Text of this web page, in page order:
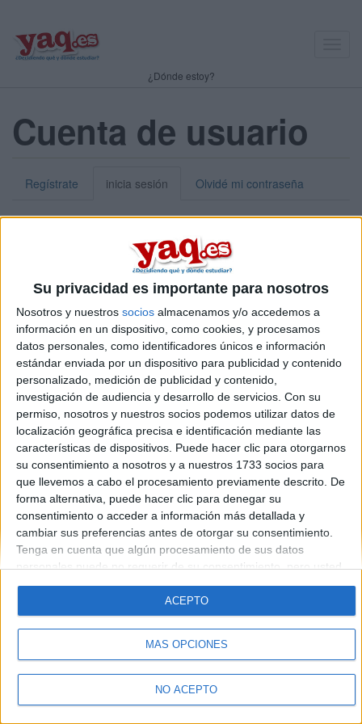
Su privacidad es importante para nosotros
Nosotros y nuestros socios almacenamos y/o accedemos a
información en un dispositivo, como cookies, y procesamos
datos personales, como identificadores únicos e información
estándar enviada por un dispositivo para publicidad y contenido
personalizado, medición de publicidad y contenido,
investigación de audiencia y desarrollo de servicios. Con su
permiso, nosotros y nuestros socios podemos utilizar datos de
localización geográfica precisa e identificación mediante las
características de dispositivos. Puede hacer clic para otorgarnos
su consentimiento a nosotros y a nuestros 1733 socios para
que llevemos a cabo el procesamiento previamente descrito. De
forma alternativa, puede hacer clic para denegar su
consentimiento o acceder a información más detallada y
cambiar sus preferencias antes de otorgar su consentimiento.
Tenga en cuenta que algún procesamiento de sus datos
personales puede no requerir de su consentimiento, pero usted
tiene el derecho de rechazar tal procesamiento. Sus
preferencias se aplicarán solo a este sitio web. Puede cambiar
sus preferencias o retirar su consentimiento en cualquier
momento volviendo a este sitio y haciendo clic en el botón
"Privacidad" en la parte inferior de la página web.
MÁS OPCIONES
NO ACEPTO
ACEPTO
¿Dónde estoy?
Cuenta de usuario
Regístrate inicia sesión Olvidé mi contraseña
Puedes iniciar sesión introduciendo tu nombre de usuario o tu
dirección de correo electrónico.
Contraseña:*
Introduce la contraseña que acompaña a tu nombre de usuario
Quiénes somos|Contactar |Anúnciate
Aviso legal|Politica de privacidad|Condiciones generales
de cookies
© 2003-2026Compás Mediterráneo S.L.- Diego de León 47 - 28006
Madrid [ESPAÑA] - Tel. +34 91 593 2767